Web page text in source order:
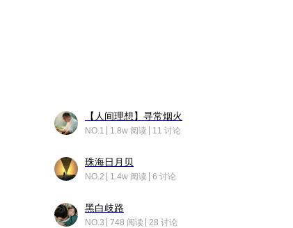
【人间理想】寻常烟火
NO.1 1.8w 阅读 11 讨论
珠海日月贝
NO.2 1.4w 阅读 6 讨论
黑白歧路
NO.3 748 阅读 28 讨论